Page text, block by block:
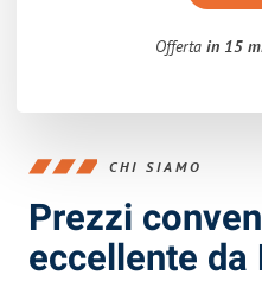
Offerta in 15
CHI SIAMO
Prezzi
eccellente da